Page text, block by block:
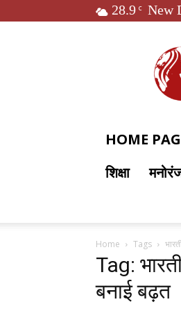
28.9 C New
World
HOME
शिक्षा
Home Tags
Tag:
बनाई बढ़त